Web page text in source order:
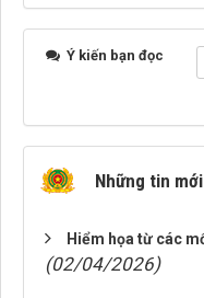
Ý kiến bạn đọc
Những tin
Hiểm họa từ các
(02/04/2026)